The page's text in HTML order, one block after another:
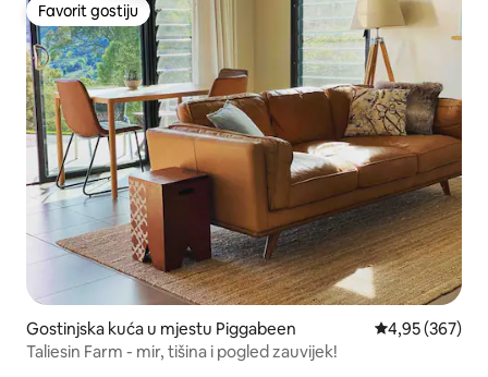
Favorit gostiju
Favorit gostiju
Gostinjska kuća u mjestu Piggabeen prosječna
4,95 (367)
Taliesin Farm - mir, tišina i pogled zauvijek!